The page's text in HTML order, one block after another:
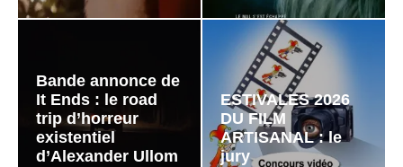
Bande annonce de
It Ends : le road
trip d’horreur
existentiel
d’Alexander Ullom
ESTIVALES 2026
DU FILM
ARTISANAL : le
jury